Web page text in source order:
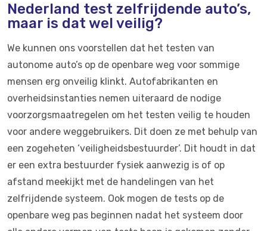
Nederland test zelfrijdende auto’s,
maar is dat wel veilig?
We kunnen ons voorstellen dat het testen van
autonome auto’s op de openbare weg voor sommige
mensen erg onveilig klinkt. Autofabrikanten en
overheidsinstanties nemen uiteraard de nodige
voorzorgsmaatregelen om het testen veilig te houden
voor andere weggebruikers. Dit doen ze met behulp van
een zogeheten ‘veiligheidsbestuurder’. Dit houdt in dat
er een extra bestuurder fysiek aanwezig is of op
afstand meekijkt met de handelingen van het
zelfrijdende systeem. Ook mogen de tests op de
openbare weg pas beginnen nadat het systeem door